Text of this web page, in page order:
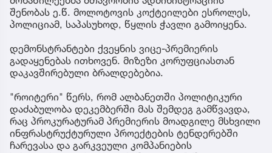
შენობას ე.წ. მოლოტოვის კოქტეილები ესროლეს,
პოლიციამ, საპასუხოდ, წყლის ჭავლი გამოიყენა.
დემონსტრანტები ქვეყნის ვიცე-პრემიერის
გადაყენებას ითხოვენ. მიზეზი კორუფციასთან
დაკავშირებული ბრალდებებია.
"როიტერი" წერს, რომ ალბანეთში პოლიტიკური
დაძაბულობა დეკემბერში მას შემდეგ გამწვავდა,
რაც პროკურატურამ პრემიერის მოადგილე მსხვილი
ინფრასტრუქტურული პროექტების ტენდერებში
ჩარევასა და გარკვეული კომპანიების